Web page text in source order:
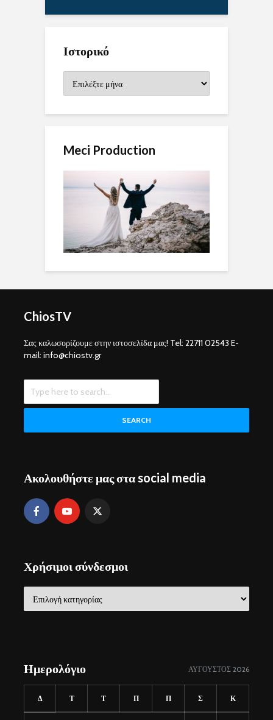
Ιστορικό
Meci Production
ChiosTV
Σας καλωσορίζουμε στην ιστοσελίδα μας! Tel: 22711 02543 E-
mail: info@chiostv.gr
SEARCH
Ακολουθήστε μας στα social media
Χρήσιμοι σύνδεσμοι
σύνδεσμοι
Ημερολόγιο ΑΎΓΟΥΣΤΟΣ 2026
Δ Τ Τ Π Π Σ Κ